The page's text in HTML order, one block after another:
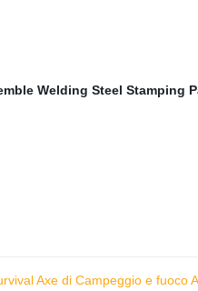
Axe di Campeggio e fuoco